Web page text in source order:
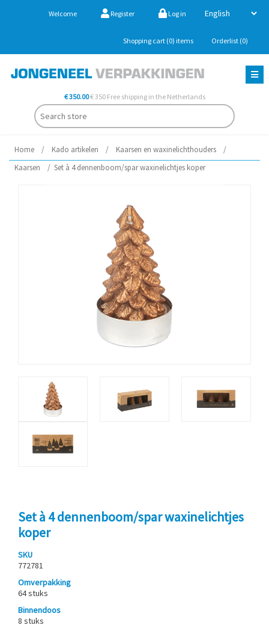
Welcome Register Log in
Shopping cart (0) items Orderlist (0)
€ 350.00€ 350 Free shipping in the Netherlands
Home / Kado artikelen / Kaarsen en waxinelichthouders
/
Kaarsen
/ Set à 4 dennenboom/spar waxinelichtjes koper
Set à 4 dennenboom/spar waxinelichtjes
koper
SKU
772781
Omverpakking
64 stuks
Binnendoos
8 stuks